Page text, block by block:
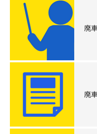
廃
廃